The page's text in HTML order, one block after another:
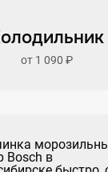
от 1 090 ₽